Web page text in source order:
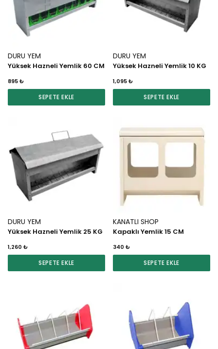
DURU YEM
Yüksek Hazneli Yemlik 60 CM
895 ₺
SEPETE EKLE
DURU YEM
Yüksek Hazneli Yemlik 10 KG
1,095 ₺
SEPETE EKLE
DURU YEM
Yüksek Hazneli Yemlik 25 KG
1,260 ₺
SEPETE EKLE
KANATLI SHOP
Kapaklı Yemlik 15 CM
340 ₺
SEPETE EKLE